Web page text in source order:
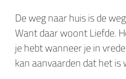
De weg naar huis is de
Want daar woont Liefde.
je hebt wanneer je in
kan aanvaarden dat het is